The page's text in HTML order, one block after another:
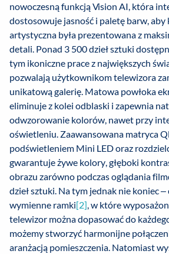
nowoczesną funkcją Vision AI, która
dostosowuje jasność i paletę barw, aby
artystyczna była prezentowana z
detali. Ponad 3 500 dzieł sztuki
tym ikoniczne prace z największych
pozwalają użytkownikom telewizora
unikatową galerię. Matowa powłoka
eliminuje z kolei odblaski i zapewnia
odwzorowanie kolorów, nawet przy
oświetleniu. Zaawansowana matryca
podświetleniem Mini LED oraz
gwarantuje żywe kolory, głęboki
obrazu zarówno podczas oglądania
dzieł sztuki. Na tym jednak nie koniec
wymienne ramki[2], w które
telewizor można dopasować do
możemy stworzyć harmonijne
aranżacją pomieszczenia. Natomiast